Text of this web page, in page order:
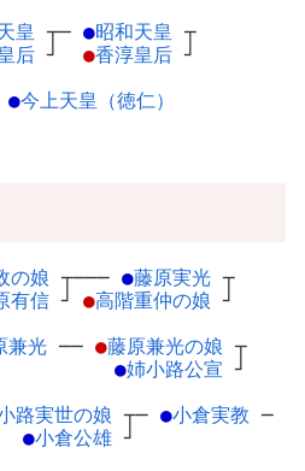
皇 ┬
后 ┘
─ ●昭和天皇 ┬
●香淳皇后 ┘
●今上天皇（徳仁）
の娘 ┬
有信 ┘
─── ●藤原実光 ┬
●高階重仲の娘 ┘
兼光 ── ●藤原兼光の娘 ┬
●姉小路公宣 ┘
路実世の娘 ┬
●小倉公雄 ┘
─ ●小倉実教 ─